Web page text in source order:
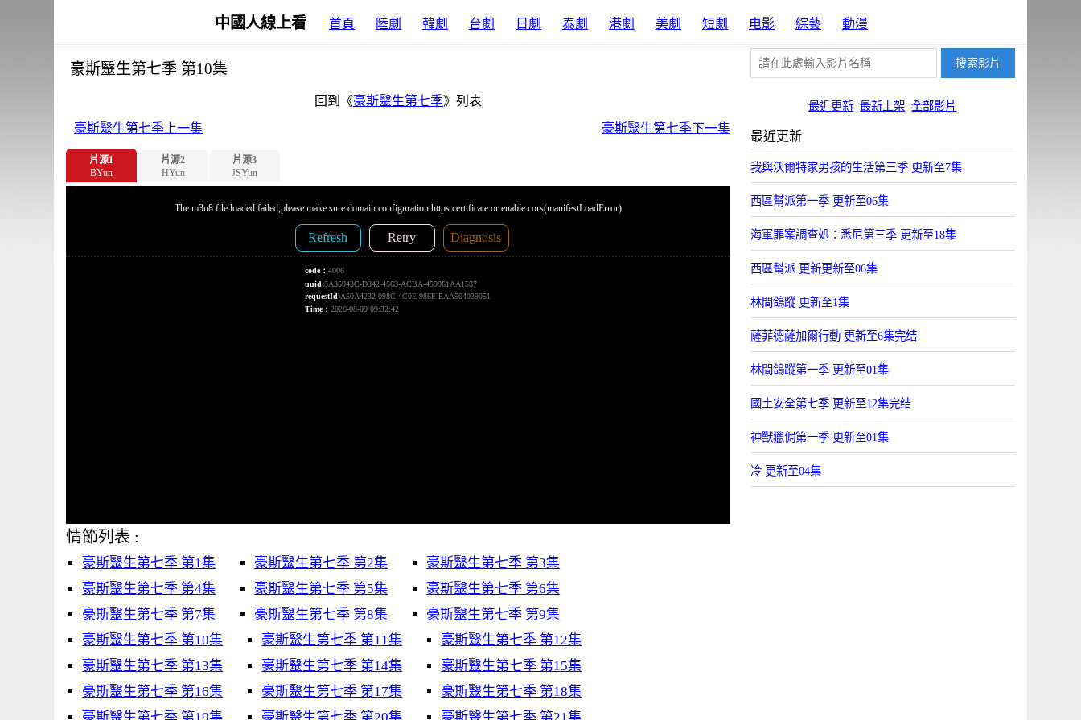
中國人線上看 首頁 陸劇 韓劇 台劇 日劇 泰劇 港劇 美劇 短劇 电影 綜藝 動漫
最近更新 最新上架 全部影片
豪斯毉生第七季 第10集
回到《豪斯毉生第七季》列表
豪斯毉生第七季上一集
豪斯毉生第七季下一集
片源1
BYun
片源2
HYun
片源3
JSYun
情節列表 :
豪斯毉生第七季 第1集 豪斯毉生第七季 第2集
豪斯毉生第七季 第3集
豪斯毉生第七季 第4集
豪斯毉生第七季 第5集
豪斯毉生第七季 第6集
豪斯毉生第七季 第7集
豪斯毉生第七季 第8集
豪斯毉生第七季 第9集
豪斯毉生第七季 第10集
豪斯毉生第七季 第11集
豪斯毉生第七季 第12集
豪斯毉生第七季 第13集
豪斯毉生第七季 第14集
豪斯毉生第七季 第15集
豪斯毉生第七季 第16集
豪斯毉生第七季 第17集
豪斯毉生第七季 第18集
最近更新
我與沃爾特家男孩的生活第三季 更新至7集
西區幫派第一季 更新至06集
海軍罪案調查処：悉尼第三季 更新至18集
西區幫派 更新更新至06集
林間鴿蹤 更新至1集
薩菲德薩加爾行動 更新至6集完结
林間鴿蹤第一季 更新至01集
國土安全第七季 更新至12集完结
神獸獵侷第一季 更新至01集
冷 更新至04集